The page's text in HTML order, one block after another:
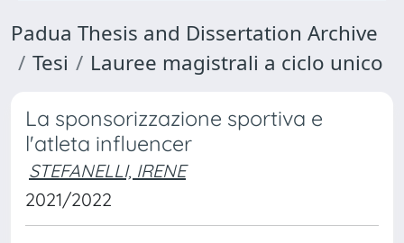
Padua Thesis and Dissertation Archive
Tesi
Lauree magistrali a ciclo unico
La sponsorizzazione sportiva e
l'atleta influencer
STEFANELLI, IRENE
2021/2022